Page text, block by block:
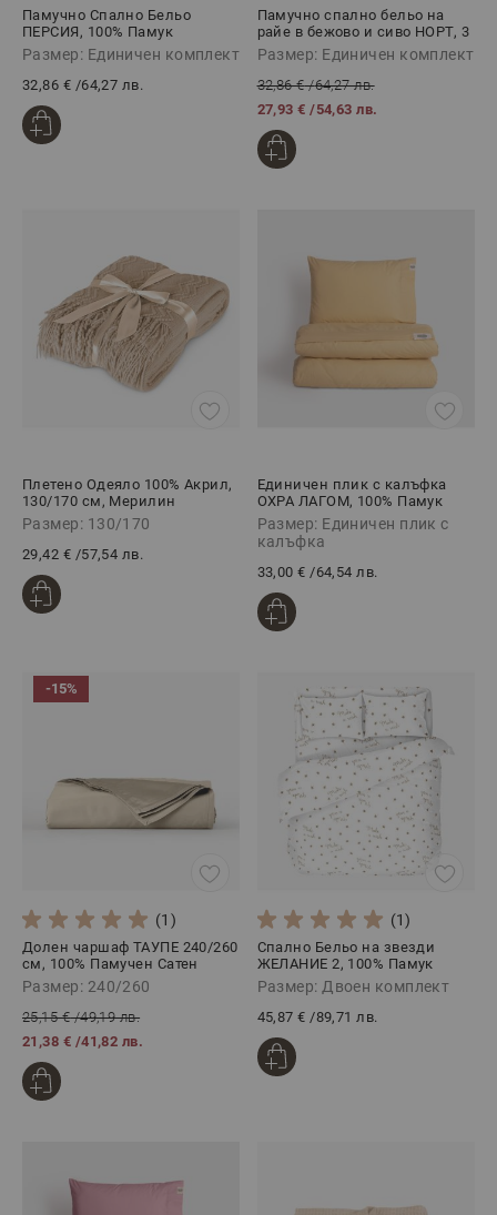
Памучно Спално Бельо
ПЕРСИЯ, 100% Памук
Ранфорс, 3 части
Размер: Единичен комплект
32,86 € /64,27 лв.
Памучно спално бельо на
райе в бежово и сиво НОРТ, 3
части
Размер: Единичен комплект
32,86 €/64,27 лв.
27,93 € /54,63 лв.
Плетено Одеяло 100% Акрил,
130/170 см, Мерилин
БЕЖОВО
Размер: 130/170
29,42 € /57,54 лв.
Единичен плик с калъфка
ОХРА ЛАГОМ, 100% Памук
Ранфорс, 2 части
Размер: Единичен плик с
калъфка
33,00 € /64,54 лв.
-15%
(1)
Долен чаршаф ТАУПЕ 240/260
см, 100% Памучен Сатен
Размер: 240/260
25,15 €/49,19 лв.
21,38 € /41,82 лв.
(1)
Спално Бельо на звезди
ЖЕЛАНИЕ 2, 100% Памук
Ранфорс, 4 части
Размер: Двоен комплект
45,87 € /89,71 лв.